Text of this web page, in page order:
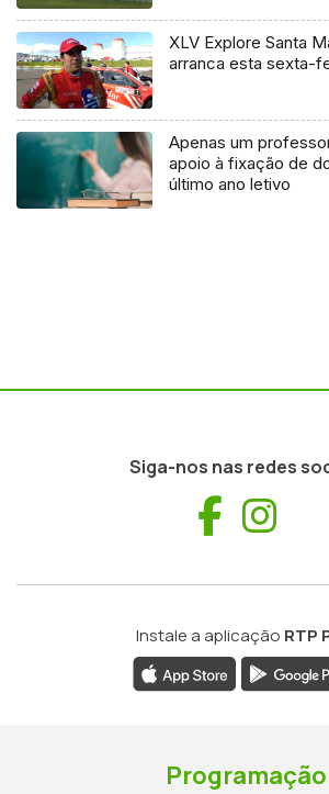
XLV Explore Santa
arranca esta sexta-
Apenas um
apoio à fixação de
último ano letivo
Siga-nos nas redes
Instale a aplicação RTP
Programação